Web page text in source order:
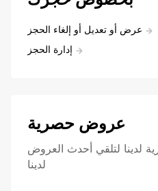
عرض أو تعديل أو إلغاء الحجز
إدارة الحجز
عروض حصرية
لدينا لتلقي أحدث العروض
لدينا